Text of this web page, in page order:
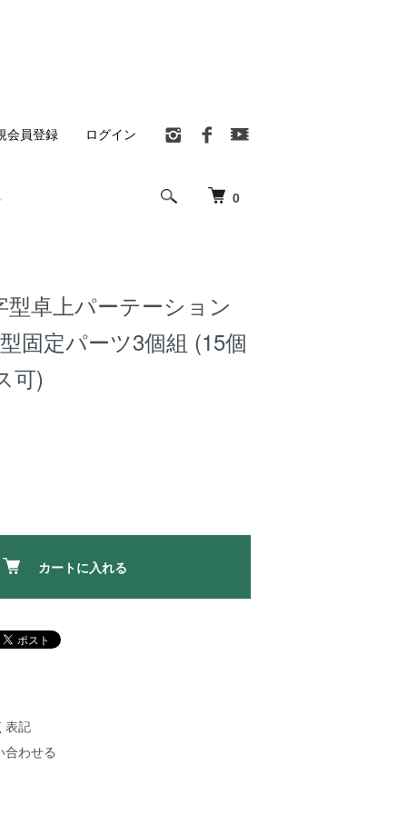
0
会員登録 ログイン
型卓上パーテーション
固定パーツ3個組 (15個
可)
カートに入れる
表記
合わせる